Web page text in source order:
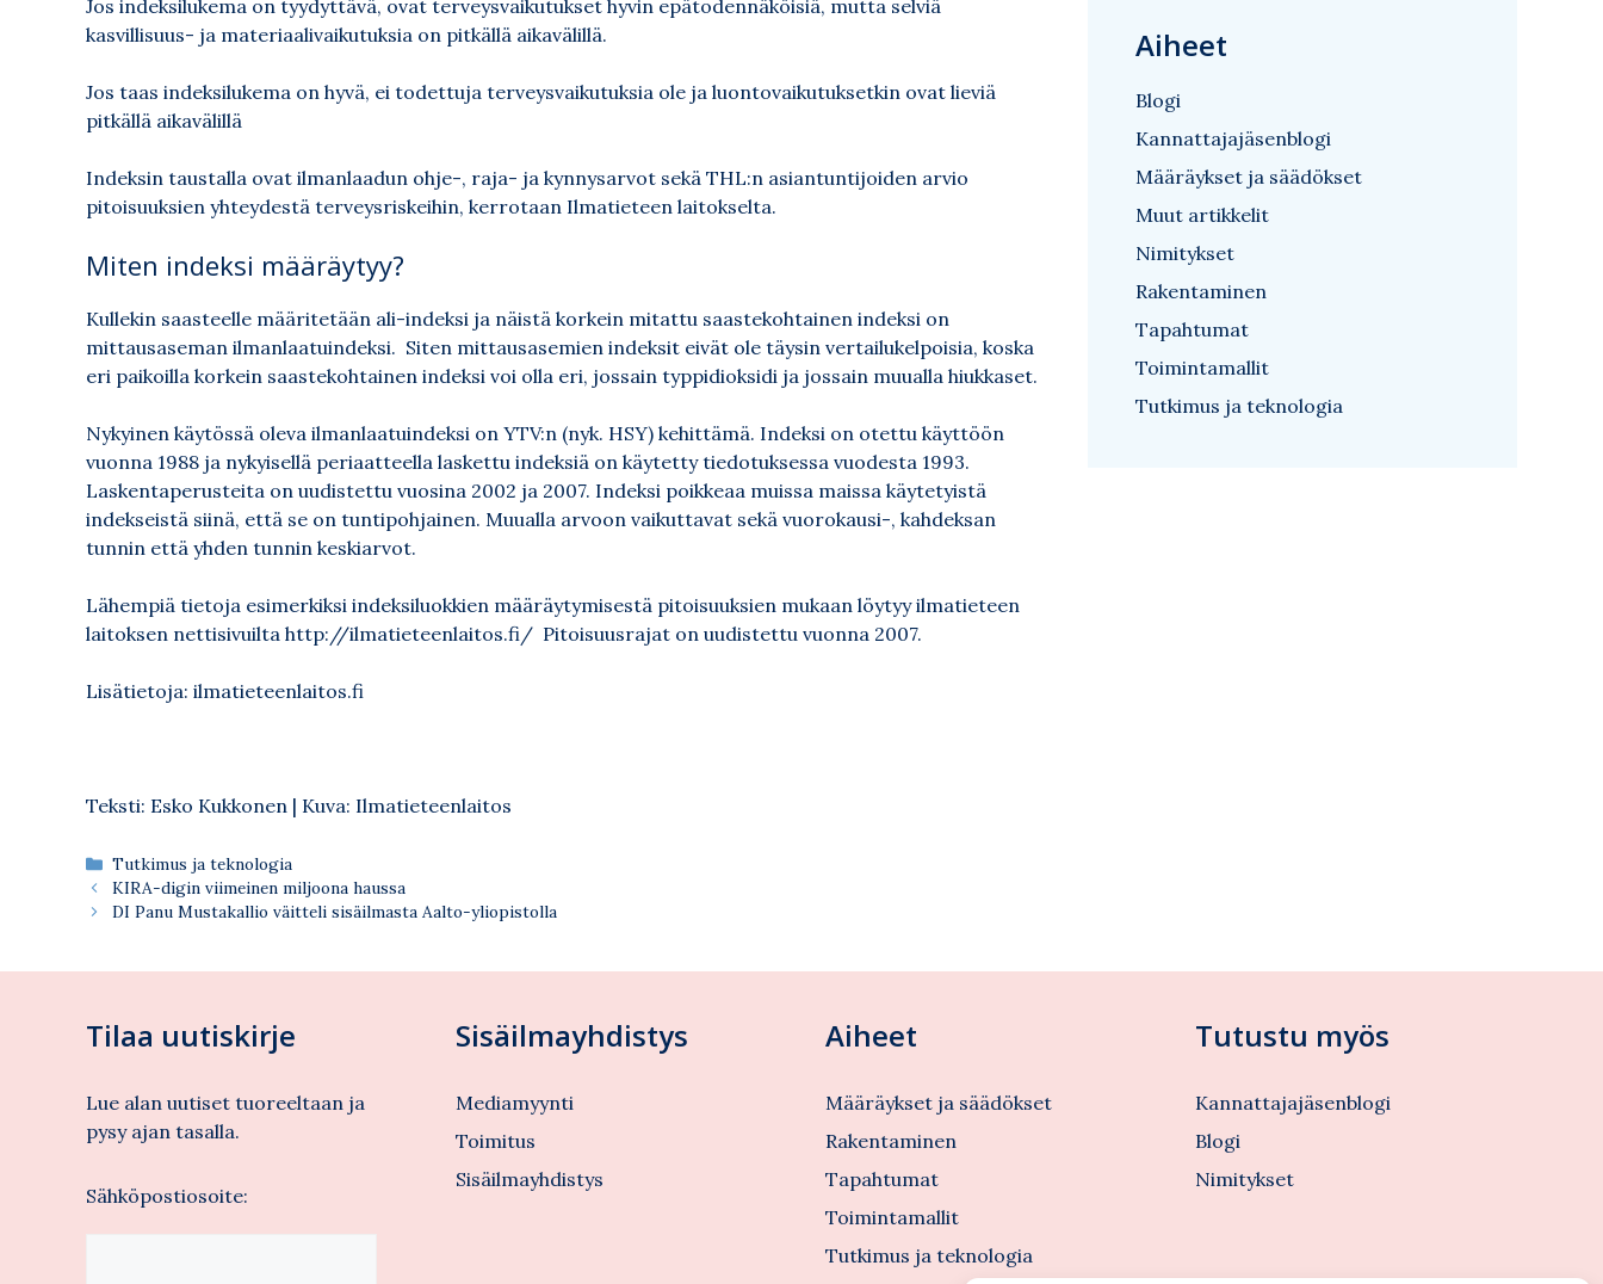
Jos indeksilukema on tyydyttävä, ovat terveysvaikutukset hyvin epätodennäköisiä, mutta selviä
kasvillisuus- ja materiaalivaikutuksia on pitkällä aikavälillä.
Jos taas indeksilukema on hyvä, ei todettuja terveysvaikutuksia ole ja luontovaikutuksetkin ovat lieviä
pitkällä aikavälillä
Indeksin taustalla ovat ilmanlaadun ohje-, raja- ja kynnysarvot sekä THL:n asiantuntijoiden arvio
pitoisuuksien yhteydestä terveysriskeihin, kerrotaan Ilmatieteen laitokselta.
Miten indeksi määräytyy?
Kullekin saasteelle määritetään ali-indeksi ja näistä korkein mitattu saastekohtainen indeksi on
mittausaseman ilmanlaatuindeksi. Siten mittausasemien indeksit eivät ole täysin vertailukelpoisia, koska
eri paikoilla korkein saastekohtainen indeksi voi olla eri, jossain typpidioksidi ja jossain muualla hiukkaset.
Nykyinen käytössä oleva ilmanlaatuindeksi on YTV:n (nyk. HSY) kehittämä. Indeksi on otettu käyttöön
vuonna 1988 ja nykyisellä periaatteella laskettu indeksiä on käytetty tiedotuksessa vuodesta 1993.
Laskentaperusteita on uudistettu vuosina 2002 ja 2007. Indeksi poikkeaa muissa maissa käytetyistä
indekseistä siinä, että se on tuntipohjainen. Muualla arvoon vaikuttavat sekä vuorokausi-, kahdeksan
tunnin että yhden tunnin keskiarvot.
Lähempiä tietoja esimerkiksi indeksiluokkien määräytymisestä pitoisuuksien mukaan löytyy ilmatieteen
laitoksen nettisivuilta http://ilmatieteenlaitos.fi/ Pitoisuusrajat on uudistettu vuonna 2007.
Lisätietoja: ilmatieteenlaitos.fi
Teksti: Esko Kukkonen | Kuva: Ilmatieteenlaitos
Kategoriat
Tutkimus ja teknologia
KIRA-digin viimeinen miljoona haussa
DI Panu Mustakallio väitteli sisäilmasta Aalto-yliopistolla
Aiheet
Blogi
Kannattajajäsenblogi
Määräykset ja säädökset
Muut artikkelit
Nimitykset
Rakentaminen
Tapahtumat
Toimintamallit
Tutkimus ja teknologia
Tilaa uutiskirje
Lue alan uutiset tuoreeltaan ja
pysy ajan tasalla.
Sähköpostiosoite:
Sisäilmayhdistys
Mediamyynti
Toimitus
Sisäilmayhdistys
Aiheet
Määräykset ja säädökset
Rakentaminen
Tapahtumat
Toimintamallit
Tutkimus ja teknologia
Tutustu myös
Kannattajajäsenblogi
Blogi
Nimitykset